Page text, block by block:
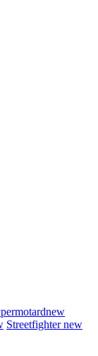
new
Streetfighternew